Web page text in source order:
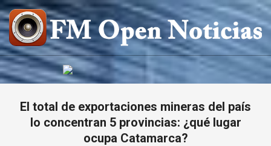
Saltar
al
contenido
FM
OPEN
NOTICIAS
El total de exportaciones mineras del país
lo concentran 5 provincias: ¿qué lugar
ocupa Catamarca?